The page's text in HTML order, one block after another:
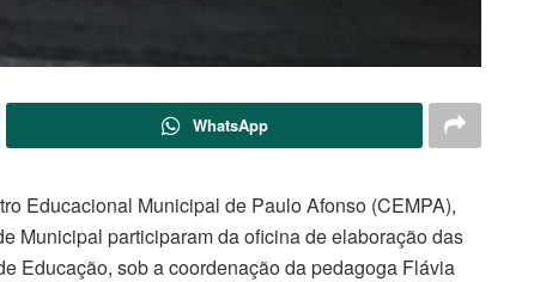
WhatsApp
Educacional Municipal de Paulo Afonso (CEMPA),
Municipal participaram da oficina de elaboração das
Educação, sob a coordenação da pedagoga Flávia